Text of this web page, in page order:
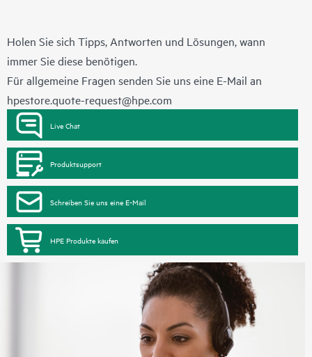
Holen Sie sich Tipps, Antworten und Lösungen, wann
immer Sie diese benötigen.
Für allgemeine Fragen senden Sie uns eine E-Mail an
hpestore.quote-request@hpe.com
Live Chat
Produktsupport
Schreiben Sie uns eine E-Mail
HPE Produkte kaufen